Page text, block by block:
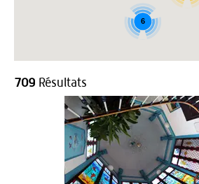
6
709 Résultats